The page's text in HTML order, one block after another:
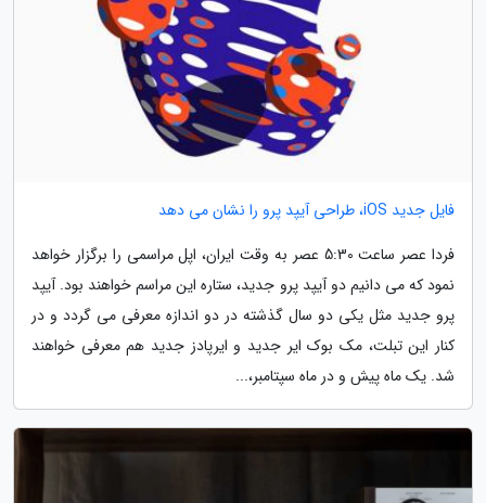
فایل جدید iOS، طراحی آیپد پرو را نشان می دهد
فردا عصر ساعت 5:30 عصر به وقت ایران، اپل مراسمی را برگزار خواهد
نمود که می دانیم دو آیپد پرو جدید، ستاره این مراسم خواهند بود. آیپد
پرو جدید مثل یکی دو سال گذشته در دو اندازه معرفی می گردد و در
کنار این تبلت، مک بوک ایر جدید و ایرپادز جدید هم معرفی خواهند
شد. یک ماه پیش و در ماه سپتامبر،...